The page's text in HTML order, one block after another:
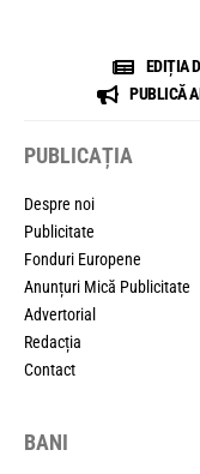
EDIȚIA
PUBLICĂ
PUBLICAȚIA
Despre noi
Publicitate
Fonduri Europene
Anunțuri Mică Publicitate
Advertorial
Redacția
Contact
BANI